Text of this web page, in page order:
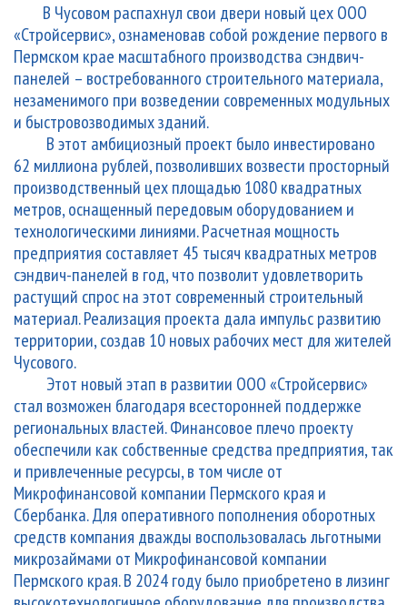
В Чусовом распахнул свои двери новый цех ООО
«Стройсервис», ознаменовав собой рождение первого в
Пермском крае масштабного производства сэндвич-
панелей – востребованного строительного материала,
незаменимого при возведении современных модульных
и быстровозводимых зданий.
В этот амбициозный проект было инвестировано
62 миллиона рублей, позволивших возвести просторный
производственный цех площадью 1080 квадратных
метров, оснащенный передовым оборудованием и
технологическими линиями. Расчетная мощность
предприятия составляет 45 тысяч квадратных метров
сэндвич-панелей в год, что позволит удовлетворить
растущий спрос на этот современный строительный
материал. Реализация проекта дала импульс развитию
территории, создав 10 новых рабочих мест для жителей
Чусового.
Этот новый этап в развитии ООО «Стройсервис»
стал возможен благодаря всесторонней поддержке
региональных властей. Финансовое плечо проекту
обеспечили как собственные средства предприятия, так
и привлеченные ресурсы, в том числе от
Микрофинансовой компании Пермского края и
Сбербанка. Для оперативного пополнения оборотных
средств компания дважды воспользовалась льготными
микрозаймами от Микрофинансовой компании
Пермского края. В 2024 году было приобретено в лизинг